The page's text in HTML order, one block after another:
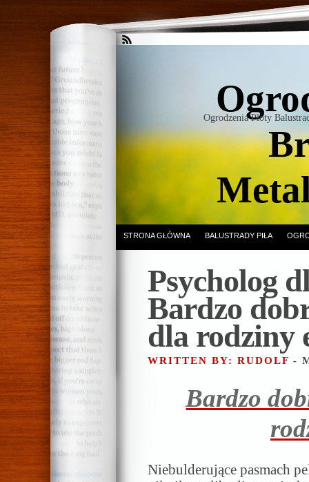
Ogrodzenia Płoty
STRONA GŁÓWNA BALUSTRADY PIŁA
Psycholog
Bardzo
dla rodziny
WRITTEN BY: RUDOLF -
Bardzo
Niebulderujące pasmach